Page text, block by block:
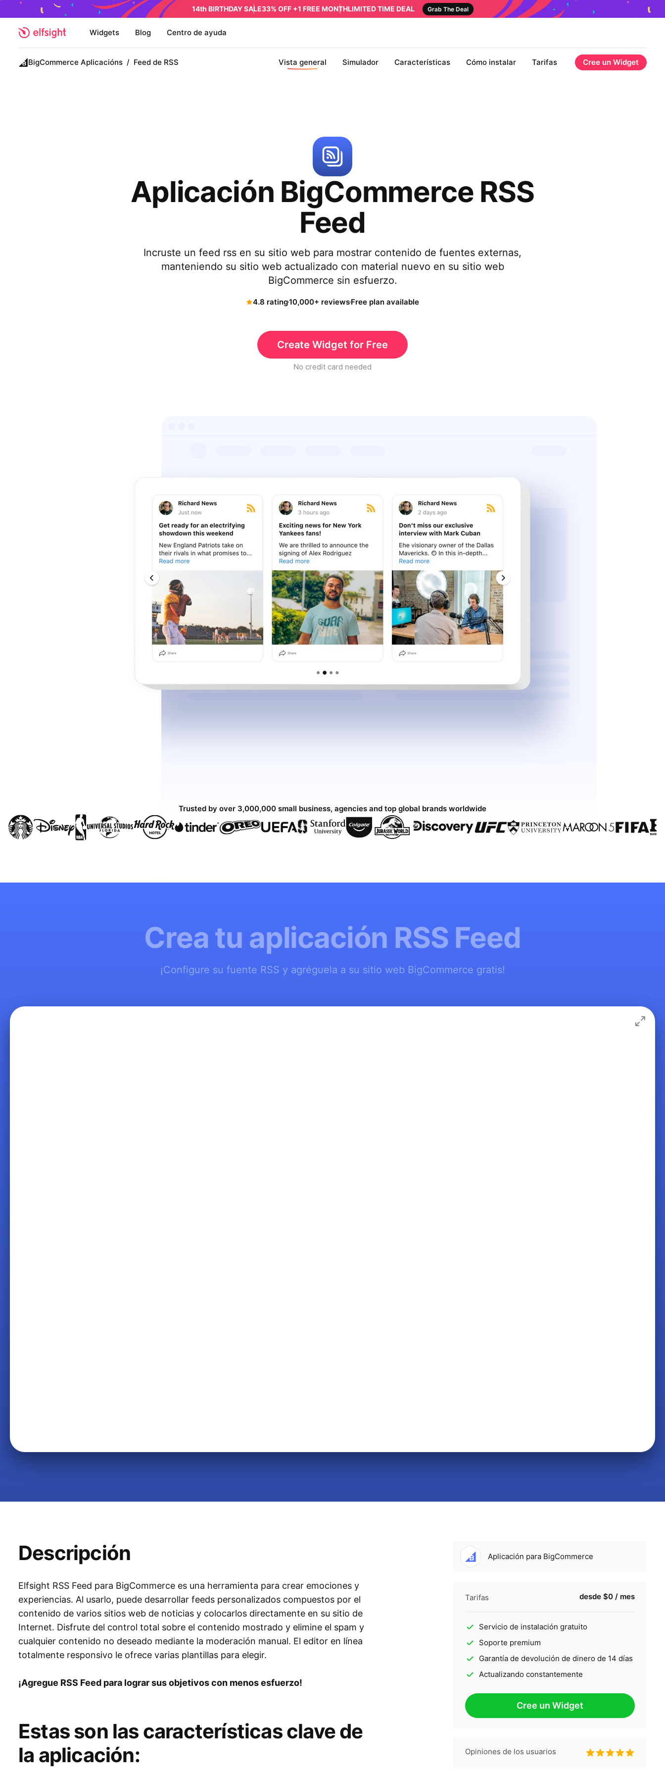
14th BIRTHDAY SALE33% OFF +1 FREE MONTHLIMITED TIME DEAL Grab The Deal
Widgets Blog Centro de ayuda
BigCommerce Aplicacións / Feed de RSS Vista general Simulador Características Cómo instalar Tarifas Cree un Widget
Aplicación BigCommerce RSS
Feed
Incruste un feed rss en su sitio web para mostrar contenido de fuentes externas,
manteniendo su sitio web actualizado con material nuevo en su sitio web
BigCommerce sin esfuerzo.
4.8 rating10,000+ reviewsFree plan available
Create Widget for Free
No credit card needed
Trusted by over 3,000,000 small business, agencies and top global brands worldwide
Crea tu aplicación RSS Feed
¡Configure su fuente RSS y agréguela a su sitio web BigCommerce gratis!
Descripción
Elfsight RSS Feed para BigCommerce es una herramienta para crear emociones y
experiencias. Al usarlo, puede desarrollar feeds personalizados compuestos por el
contenido de varios sitios web de noticias y colocarlos directamente en su sitio de
Internet. Disfrute del control total sobre el contenido mostrado y elimine el spam y
cualquier contenido no deseado mediante la moderación manual. El editor en línea
totalmente responsivo le ofrece varias plantillas para elegir.
¡Agregue RSS Feed para lograr sus objetivos con menos esfuerzo!
Estas son las características clave de
la aplicación:
Aplicación para BigCommerce
Tarifas desde $0 / mes
Servicio de instalación gratuito
Soporte premium
Garantía de devolución de dinero de 14 días
Actualizando constantemente
Cree un Widget
Opiniones de los usuarios